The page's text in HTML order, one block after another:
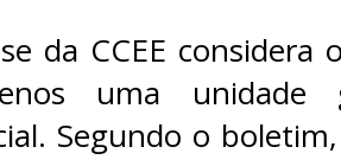
da CCEE
uma unidade
Segundo o